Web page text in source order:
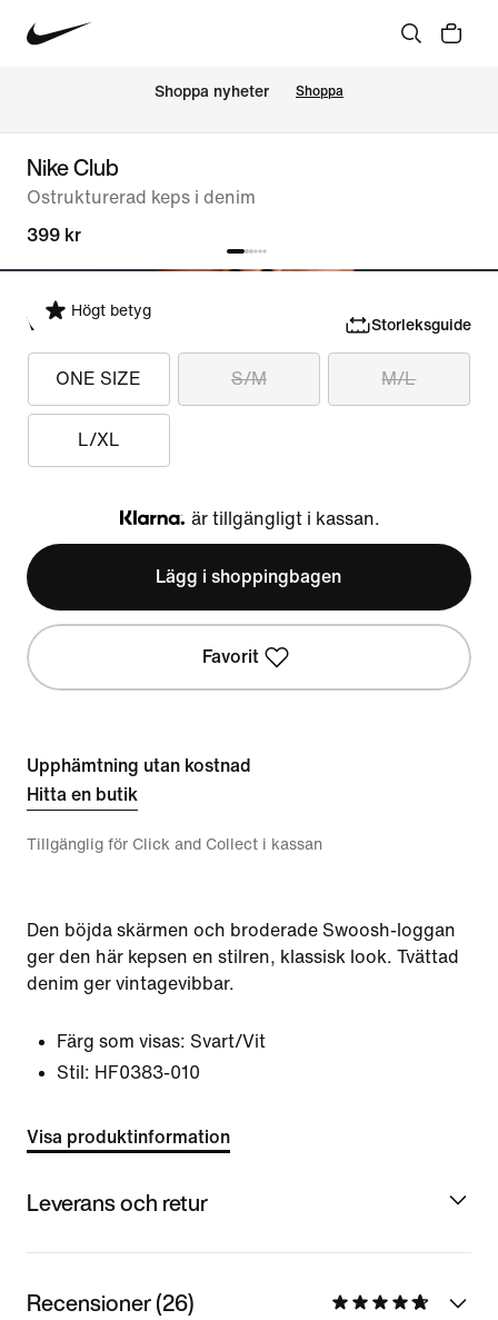
Shoppa nyheter Shoppa
Nike Club
Ostrukturerad keps i denim
399 kr
Högt betyg
Välj storlek Storleksguide
ONE SIZE S/M M/L
L/XL
Klarna
är tillgängligt i kassan.
Lägg i shoppingbagen
Favorit
Upphämtning utan kostnad
Hitta en butik
Tillgänglig för Click and Collect i kassan
Den böjda skärmen och broderade Swoosh-loggan
ger den här kepsen en stilren, klassisk look. Tvättad
denim ger vintagevibbar.
Färg som visas: Svart/Vit
Stil: HF0383-010
Visa produktinformation
Leverans och retur
Recensioner (26)